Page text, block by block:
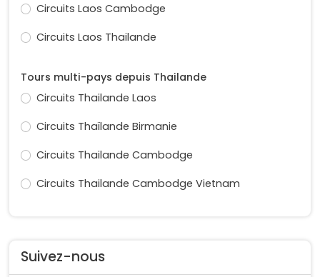
Circuits Laos Cambodge
Circuits Laos Thailande
Tours multi-pays depuis Thailande
Circuits Thailande Laos
Circuits Thaïlande Birmanie
Circuits Thailande Cambodge
Circuits Thailande Cambodge Vietnam
Suivez-nous